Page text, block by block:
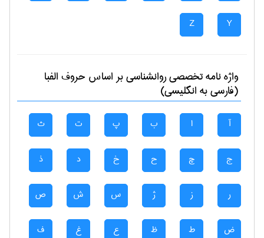
Y
Z
واژه نامه تخصصیروانشناسیبر اساس حروف الفبا
(فارسی به انگلیسی)
آ ا ب پ ت ث
ج چ ح خ د ذ
ر ز ژ س ش ص
ض ط ظ ع غ ف